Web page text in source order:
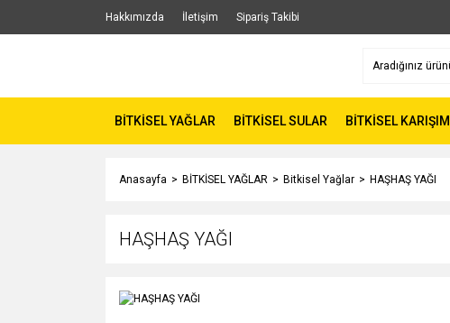
Hakkımızda İletişim Sipariş Takibi
BİTKİSEL YAĞLAR BİTKİSEL SULAR BİTKİSEL KARIŞIM
Anasayfa BİTKİSEL YAĞLAR Bitkisel Yağlar HAŞHAŞ YAĞI
HAŞHAŞ YAĞI